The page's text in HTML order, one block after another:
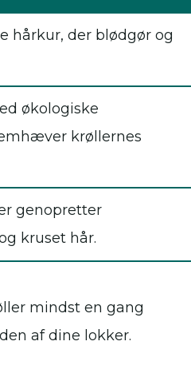
hårkur, der blødgør og
økologiske
krøllernes
genopretter
kruset hår.
mindst en gang
af dine lokker.